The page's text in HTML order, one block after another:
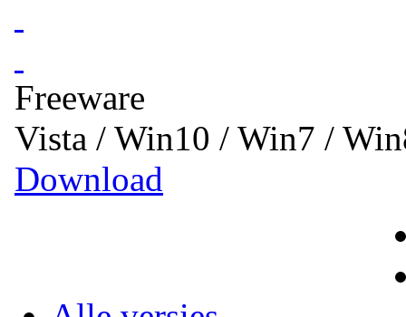
Freeware
Vista / Win10 / Win7 /
Download